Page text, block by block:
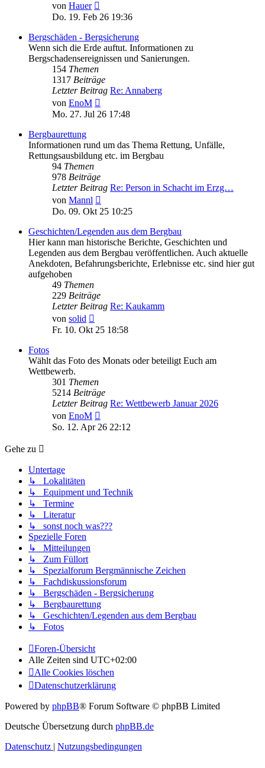
von Hauer
Beitrag
Do. 19. Feb 26 19:36
Bergschäden - Bergsicherung
Wenn sich die Erde auftut. Informationen zu
Bergschadensereignissen und Sanierungen.
154 Themen
1317 Beiträge
Letzter Beitrag Re: Annaberg
von EnoM
Beitrag
Mo. 27. Jul 26 17:48
Bergbaurettung
Informationen rund um das Thema Rettung, Unfälle,
Rettungsausbildung etc. im Bergbau
94 Themen
978 Beiträge
Letzter Beitrag Re: Person in Schacht im Erzg…
von Mannl
Beitrag
Do. 09. Okt 25 10:25
Geschichten/Legenden aus dem Bergbau
Hier kann man historische Berichte, Geschichten und
Legenden aus dem Bergbau veröffentlichen. Auch aktuelle
Anekdoten, Befahrungsberichte, Erlebnisse etc. sind hier gut
aufgehoben
49 Themen
229 Beiträge
Letzter Beitrag Re: Kaukamm
von solid
Beitrag
Fr. 10. Okt 25 18:58
Fotos
Wählt das Foto des Monats oder beteiligt Euch am
Wettbewerb.
301 Themen
5214 Beiträge
Letzter Beitrag Re: Wettbewerb Januar 2026
von EnoM
Beitrag
So. 12. Apr 26 22:12
Gehe zu
Untertage
↳ Lokalitäten
↳ Equipment und Technik
↳ Termine
↳ Literatur
↳ sonst noch was???
Spezielle Foren
↳ Mitteilungen
↳ Zum Füllort
↳ Spezialforum Bergmännische Zeichen
↳ Fachdiskussionsforum
↳ Bergschäden - Bergsicherung
↳ Bergbaurettung
↳ Geschichten/Legenden aus dem Bergbau
↳ Fotos
Foren-Übersicht
Alle Zeiten sind UTC+02:00
Alle Cookies löschen
Datenschutzerklärung
Powered by phpBB® Forum Software © phpBB Limited
Deutsche Übersetzung durch phpBB.de
Datenschutz | Nutzungsbedingungen